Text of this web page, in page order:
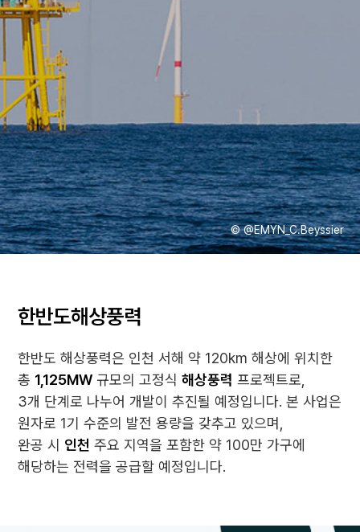
© @EMYN_C.Beyssier
한반도해상풍력
한반도 해상풍력은 인천 서해 약 120km 해상에 위치한
총 1,125MW 규모의 고정식해상풍력 프로젝트로,
3개 단계로 나누어 개발이 추진될 예정입니다. 본 사업은
원자로 1기 수준의 발전 용량을 갖추고 있으며,
완공 시 인천 주요 지역을 포함한 약 100만 가구에
해당하는 전력을 공급할 예정입니다.